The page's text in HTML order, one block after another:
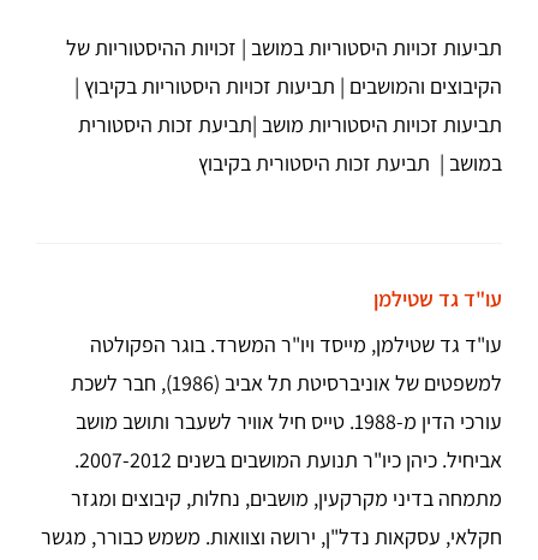
תביעות זכויות היסטוריות במושב | זכויות ההיסטוריות של
הקיבוצים והמושבים | תביעות זכויות היסטוריות בקיבוץ |
תביעות זכויות היסטוריות מושב |תביעת זכות היסטורית
במושב | תביעת זכות היסטורית בקיבוץ
עו"ד גד שטילמן
עו"ד גד שטילמן, מייסד ויו"ר המשרד. בוגר הפקולטה
למשפטים של אוניברסיטת תל אביב (1986), חבר לשכת
עורכי הדין מ-1988. טייס חיל אוויר לשעבר ותושב מושב
אביחיל. כיהן כיו"ר תנועת המושבים בשנים 2007-2012.
מתמחה בדיני מקרקעין, מושבים, נחלות, קיבוצים ומגזר
חקלאי, עסקאות נדל"ן, ירושה וצוואות. משמש כבורר, מגשר